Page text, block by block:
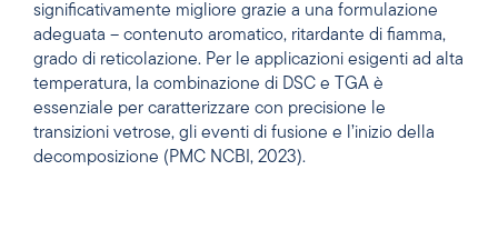
significativamente migliore grazie a una formulazione
adeguata – contenuto aromatico, ritardante di fiamma,
grado di reticolazione. Per le applicazioni esigenti ad alta
temperatura, la combinazione di DSC e TGA è
essenziale per caratterizzare con precisione le
transizioni vetrose, gli eventi di fusione e l’inizio della
decomposizione (PMC NCBI, 2023).